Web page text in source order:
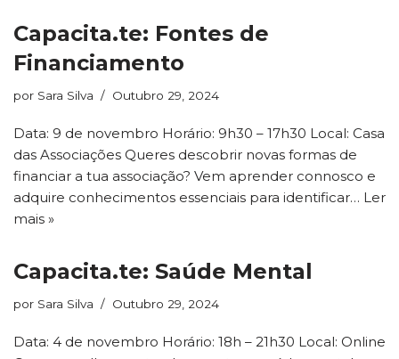
Capacita.te: Fontes de
Financiamento
por Sara Silva Outubro 29, 2024
Data: 9 de novembro Horário: 9h30 – 17h30 Local: Casa
das Associações Queres descobrir novas formas de
financiar a tua associação? Vem aprender connosco e
adquire conhecimentos essenciais para identificar… Ler
mais »
Capacita.te: Saúde Mental
por Sara Silva Outubro 29, 2024
Data: 4 de novembro Horário: 18h – 21h30 Local: Online